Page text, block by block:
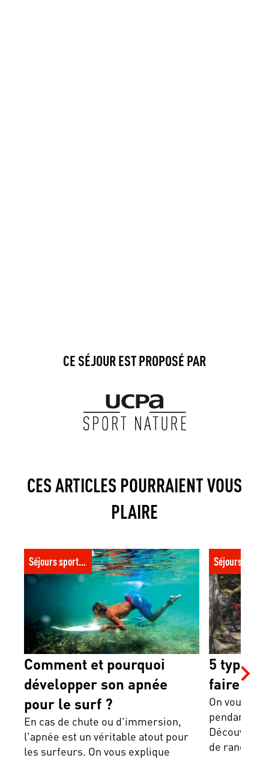
CE SÉJOUR EST PROPOSÉ PAR
CES ARTICLES POURRAIENT VOUS
PLAIRE
Comment et pourquoi développer son
apnée pour le surf ?
Séjours sportifs
Comment et pourquoi
développer son apnée
pour le surf ?
En cas de chute ou d'immersion,
l'apnée est un véritable atout pour
les surfeurs. On vous explique
5 types de
5 types
faire cet
On vous
pendant un
Découvrez
de rando en